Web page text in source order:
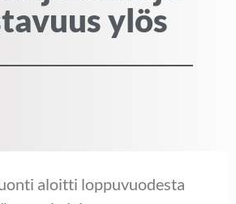
ylös
aloitti loppuvuodesta